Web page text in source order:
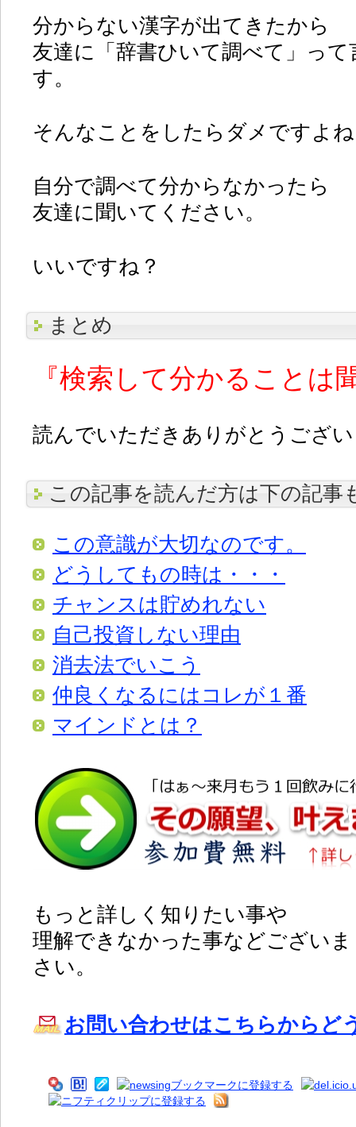
分からない漢字が出てきたから
友達に「辞書ひいて調べて」っ
す。
そんなことをしたらダメですよ
自分で調べて分からなかったら
友達に聞いてください。
いいですね？
まとめ
『検索して分かることは
読んでいただきありがとうござ
この記事を読んだ方は下の記事
この意識が大切なのです。
どうしてもの時は・・・
チャンスは貯めれない
自己投資しない理由
消去法でいこう
仲良くなるにはコレが１番
マインドとは？
もっと詳しく知りたい事や
理解できなかった事などござい
さい。
お問い合わせはこちらからど